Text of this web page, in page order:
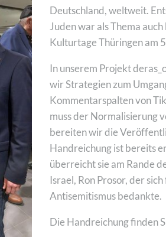
Deutschland, weltweit.
Juden war als Thema
Kulturtage Thüringen am
In unserem Projekt
wir Strategien zum
Kommentarspalten von
muss der Normalisierung
bereiten wir die
Handreichung ist bereits
überreicht sie am Rande
Israel, Ron Prosor, der
Antisemitismus bedankte.
Die Handreichung finden